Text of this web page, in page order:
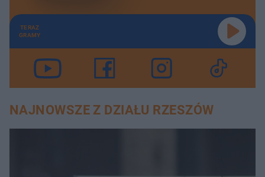
TERAZ
GRAMY
NAJNOWSZE Z DZIAŁU RZESZÓW